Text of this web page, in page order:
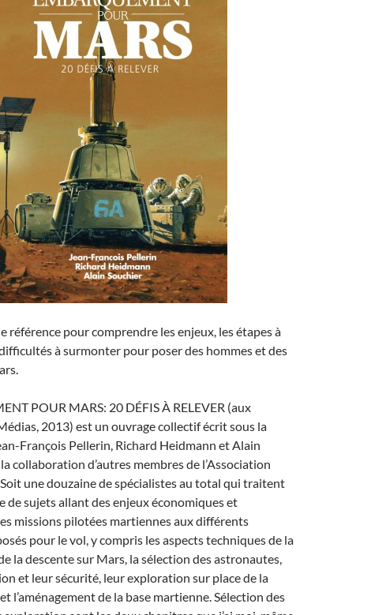
référence pour comprendre les enjeux, les étapes à
à surmonter pour poser des hommes et des
POUR MARS: 20 DÉFIS À RELEVER (aux
2013) est un ouvrage collectif écrit sous la
François Pellerin, Richard Heidmann et Alain
collaboration d’autres membres de l’Association
une douzaine de spécialistes au total qui traitent
de sujets allant des enjeux économiques et
missions pilotées martiennes aux différents
pour le vol, y compris les aspects techniques de la
la descente sur Mars, la sélection des astronautes,
et leur sécurité, leur exploration sur place de la
l’aménagement de la base martienne. Sélection des